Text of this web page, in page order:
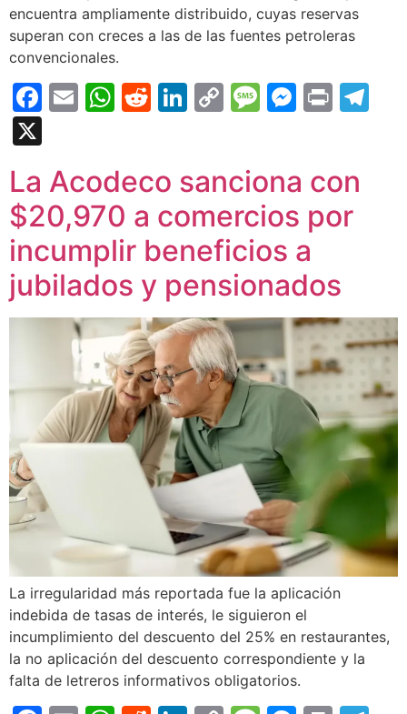
encuentra ampliamente distribuido, cuyas reservas
superan con creces a las de las fuentes petroleras
convencionales.
Facebook
EmailWhatsApp
Reddit
LinkedIn
CopyMessage
Print
La Acodeco sanciona con
$20,970 a comercios por
incumplir beneficios a
jubilados y pensionados
La irregularidad más reportada fue la aplicación
indebida de tasas de interés, le siguieron el
incumplimiento del descuento del 25% en restaurantes,
la no aplicación del descuento correspondiente y la
falta de letreros informativos obligatorios.